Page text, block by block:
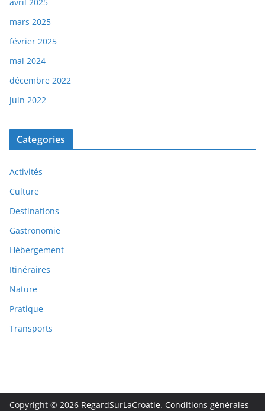
avril 2025
mars 2025
février 2025
mai 2024
décembre 2022
juin 2022
Categories
Activités
Culture
Destinations
Gastronomie
Hébergement
Itinéraires
Nature
Pratique
Transports
Copyright © 2026 RegardSurLaCroatie. Conditions générales